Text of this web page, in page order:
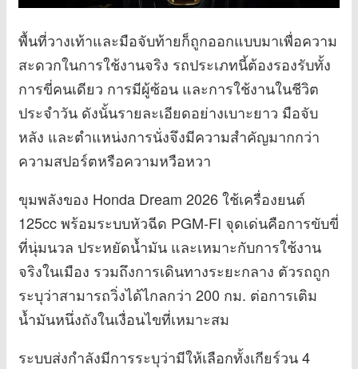
พื้นที่วางเท้าและมือจับท้ายก็ถูกออกแบบมาเพื่อความ
สะดวกในการใช้งานจริง รถประเภทนี้ต้องรองรับทั้ง
การขี่คนเดียว การมีผู้ซ้อน และการใช้งานในชีวิต
ประจำวัน ดังนั้นรายละเอียดอย่างเบาะยาว มือจับ
หลัง และตำแหน่งการนั่งจึงมีความสำคัญมากกว่า
ความสปอร์ตหรือความหวือหวา
ขุมพลังของ Honda Dream 2026 ใช้เครื่องยนต์
125cc พร้อมระบบหัวฉีด PGM-FI จุดเด่นคือการขับขี่
ที่นุ่มนวล ประหยัดน้ำมัน และเหมาะกับการใช้งาน
จริงในเมือง รวมถึงการเดินทางระยะกลาง ตัวรถถูก
ระบุว่าสามารถวิ่งได้ไกลกว่า 200 กม. ต่อการเติม
น้ำมันหนึ่งถังในเงื่อนไขที่เหมาะสม
ระบบส่งกำลังมีการระบุว่ามีให้เลือกทั้งเกียร์วน 4